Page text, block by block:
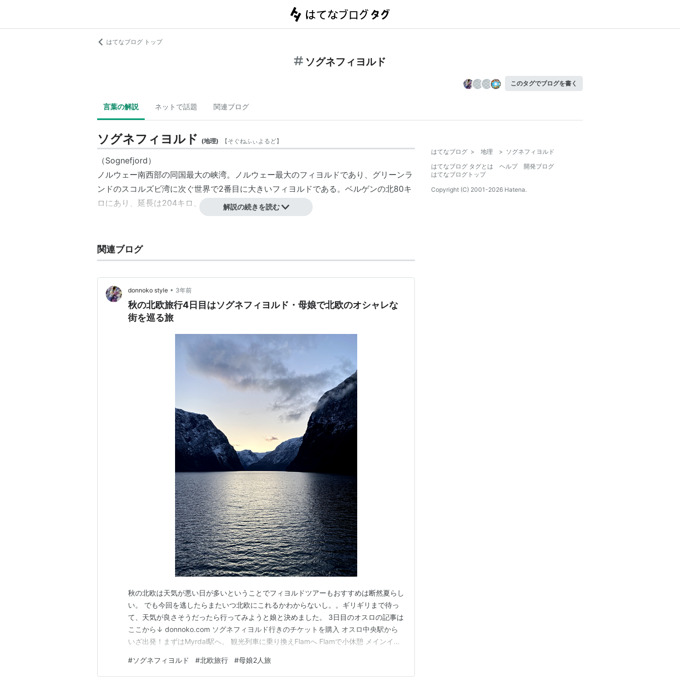
はてなブログ トップ
ソグネフィヨルド
このタグでブログを書く
言葉の解説 ネットで話題 関連ブログ
ソグネフィヨルド (地理) 【そぐねふぃよるど】
（Sognefjord）
ノルウェー南西部の同国最大の峡湾。ノルウェー最大のフィヨルドであり、グリーンラ
ンドのスコルズビ湾に次ぐ世界で2番目に大きいフィヨルドである。 ベルゲンの北80キ
ロにあり、延長は204キロ、多くの支湾が樹枝状に発達。
解説の続きを読む
関連ブログ
donnoko style • 3年前
秋の北欧旅行4日目はソグネフィヨルド・母娘で北欧のオシャレな
街を巡る旅
秋の北欧は天気が悪い日が多いということでフィヨルドツアーもおすすめは断然夏らし
い。 でも今回を逃したらまたいつ北欧にこれるかわからないし。。ギリギリまで待っ
て、天気が良さそうだったら行ってみようと娘と決めました。 3日目のオスロの記事は
ここから↓ donnoko.com ソグネフィヨルド行きのチケットを購入 オスロ中央駅から
いざ出発！まずはMyrdal駅へ。 観光列車に乗り換えFlamへ Flamで小休憩 メインイベ
たところ行きたかった日の天気予報が良かったため、北欧旅行4日目はベルトラで見つ
#ソグネフィヨルド #北欧旅行 #母娘2人旅
はてなブログ > 地理 > ソグネフィヨルド
はてなブログ タグとは
ヘルプ
開発ブログ
はてなブログトップ
Copyright (C) 2001-2026 Hatena.